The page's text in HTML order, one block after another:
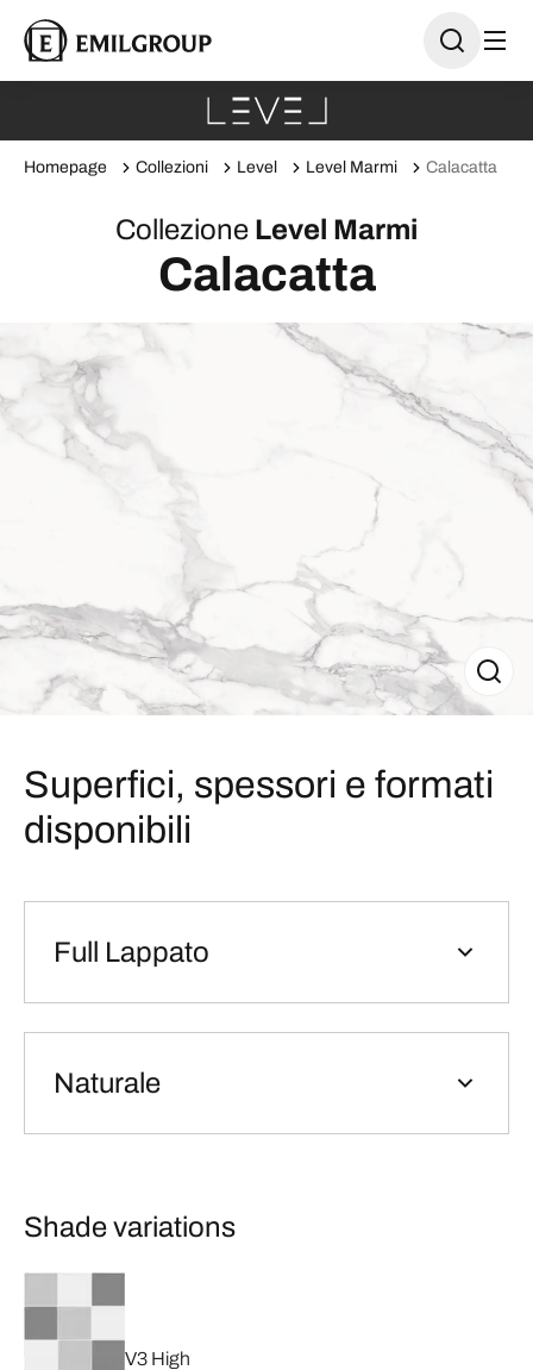
Homepage Collezioni Level Level Marmi Calacatta
Collezione Level Marmi
Calacatta
Superfici, spessori e formati
disponibili
Full Lappato
Naturale
Shade variations
V3 High